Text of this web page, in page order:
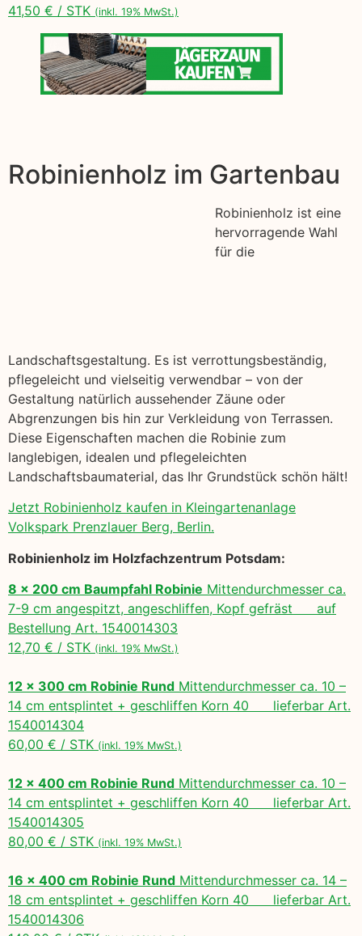
41,50 € / STK (inkl. 19% MwSt.)
Robinienholz im Gartenbau
Robinienholz ist eine
hervorragende Wahl
für die
Landschaftsgestaltung. Es ist verrottungsbeständig,
pflegeleicht und vielseitig verwendbar – von der
Gestaltung natürlich aussehender Zäune oder
Abgrenzungen bis hin zur Verkleidung von Terrassen.
Diese Eigenschaften machen die Robinie zum
langlebigen, idealen und pflegeleichten
Landschaftsbaumaterial, das Ihr Grundstück schön hält!
Jetzt Robinienholz kaufen in Kleingartenanlage
Volkspark Prenzlauer Berg, Berlin.
Robinienholz im Holzfachzentrum Potsdam:
8 x 200 cm Baumpfahl Robinie Mittendurchmesser ca.
7-9 cm angespitzt, angeschliffen, Kopf gefräst auf
Bestellung Art. 1540014303
12,70 € / STK (inkl. 19% MwSt.)
12 x 300 cm Robinie Rund Mittendurchmesser ca. 10 –
14 cm entsplintet + geschliffen Korn 40 lieferbar Art.
1540014304
60,00 € / STK (inkl. 19% MwSt.)
12 x 400 cm Robinie Rund Mittendurchmesser ca. 10 –
14 cm entsplintet + geschliffen Korn 40 lieferbar Art.
1540014305
80,00 € / STK (inkl. 19% MwSt.)
16 x 400 cm Robinie Rund Mittendurchmesser ca. 14 –
18 cm entsplintet + geschliffen Korn 40 lieferbar Art.
1540014306